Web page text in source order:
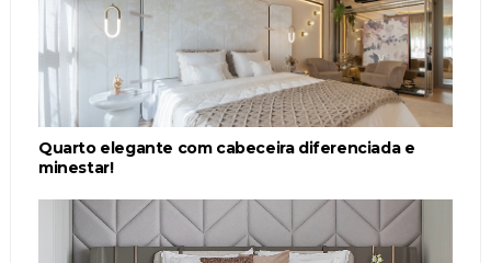
Quarto elegante com cabeceira diferenciada e
minestar!